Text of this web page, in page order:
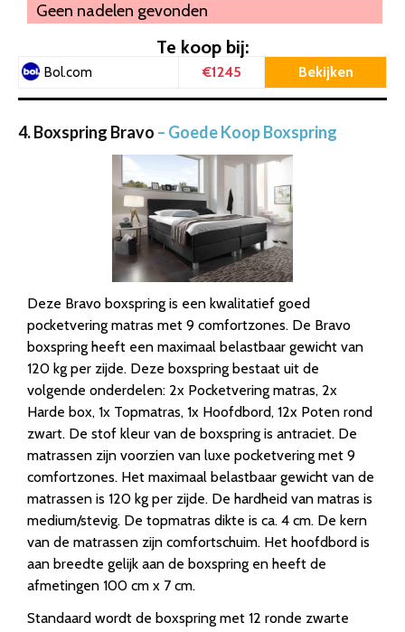
Geen nadelen gevonden
Te koop bij:
Bol.com €1245 Bekijken
4. Boxspring Bravo – Goede Koop Boxspring
Deze Bravo boxspring is een kwalitatief goed
pocketvering matras met 9 comfortzones. De Bravo
boxspring heeft een maximaal belastbaar gewicht van
120 kg per zijde. Deze boxspring bestaat uit de
volgende onderdelen: 2x Pocketvering matras, 2x
Harde box, 1x Topmatras, 1x Hoofdbord, 12x Poten rond
zwart. De stof kleur van de boxspring is antraciet. De
matrassen zijn voorzien van luxe pocketvering met 9
comfortzones. Het maximaal belastbaar gewicht van de
matrassen is 120 kg per zijde. De hardheid van matras is
medium/stevig. De topmatras dikte is ca. 4 cm. De kern
van de matrassen zijn comfortschuim. Het hoofdbord is
aan breedte gelijk aan de boxspring en heeft de
afmetingen 100 cm x 7 cm.
Standaard wordt de boxspring met 12 ronde zwarte